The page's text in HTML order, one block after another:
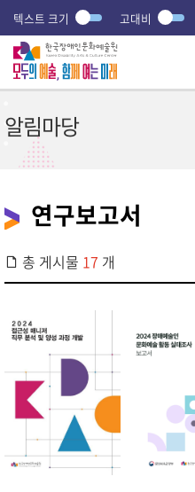
텍스트 크기 고대비
알림마당
연구보고서
총 게시물 17 개